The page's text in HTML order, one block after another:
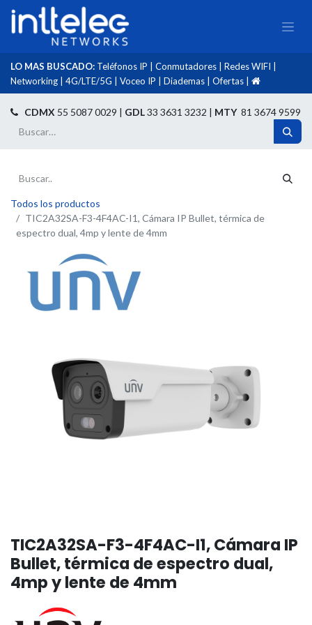
LO MAS BUSCADO: Teléfonos IP Conmutadores Redes WIFI
Networking
4G/LTE/5G Voceo IP Diademas Ofertas
CDMX 55 5087 0029 | GDL33 3631 3232 | MTY81 3674 9599
Todos los productos
TIC2A32SA-F3-4F4AC-I1, Cámara IP Bullet, térmica de
espectro dual, 4mp y lente de 4mm
TIC2A32SA-F3-4F4AC-I1, Cámara IP
Bullet, térmica de espectro dual,
4mp y lente de 4mm